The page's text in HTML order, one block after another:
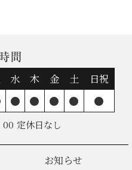
間
水 木 金 土 日祝
● ● ● ● ●
定休日なし
お知らせ